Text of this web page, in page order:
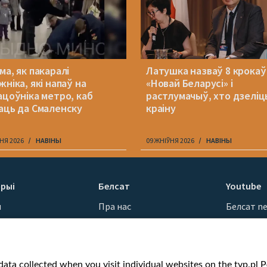
як пакаралі
які напаў на
метро, каб
да Смаленску
2026 НАВІНЫ
Латушка назваў 8
«Новай Беларусі» і
растлумачыў, хто
краіну
09 ЖНІЎНЯ 2026 НАВІНЫ
Белсат
Пра нас
Кантакты
Youtube
Белсат
Белсат
collected when you visit individual websites on the tvp.pl